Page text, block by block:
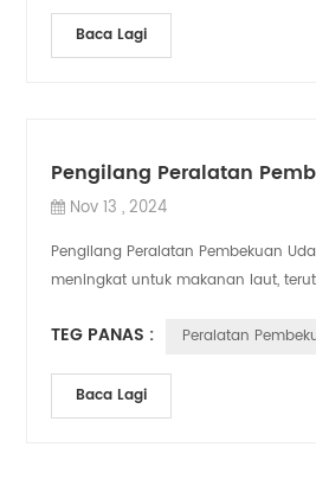
Baca Lagi
Pengilang Peralatan
Nov 13 , 2024
Pengilang Peralatan Pembekuan
meningkat untuk makanan laut,
TEG PANAS : Peralatan
Baca Lagi